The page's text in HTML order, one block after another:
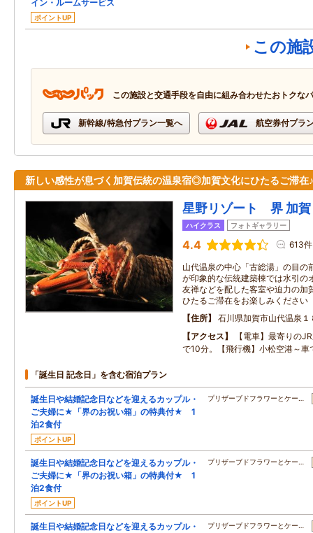
イン・ルームサービス
ポイントUP
この施
この施設と交通手段を自由に組み合わせたおトクな
新幹線/特急付プラン一覧へ 航空券付プラ
新しい感性が息づく加賀伝統の温泉宿◎加賀文化にひたるご滞在♪
星野リゾート 界 加賀
ハイクラス フォトギャラリー
4.4 613件
山代温泉の中心「古総湯」の目の
が印象的な伝統建築棟では水引の
友禅などを配した客室や迫力の加
ひたるご滞在をお楽しみください
住所
石川県加賀市山代温泉１
アクセス
【電車】最寄りの
で10分。【飛行機】小松空港～
「誕生日 記念日」を含む宿泊プラン
誕生日や結婚記念日などを迎えるカップル・
ご夫婦に★「界のお祝い箱」の特典付★ 1
泊2食付
ポイントUP
プリザーブドフラワーとケー…
誕生日や結婚記念日などを迎えるカップル・
ご夫婦に★「界のお祝い箱」の特典付★ 1
泊2食付
ポイントUP
プリザーブドフラワーとケー…
誕生日や結婚記念日などを迎えるカップル・
プリザーブドフラワーとケー…